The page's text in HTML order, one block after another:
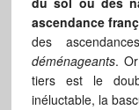
ascendance
des
déménageants.
tiers
est le
inéluctable, la